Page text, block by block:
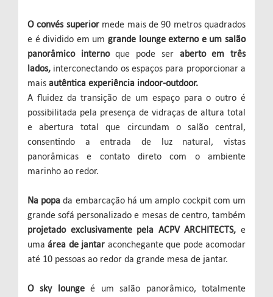
O convés superiormede mais de 90 metros quadrados
e é dividido em um grande lounge externo e um salão
panorâmico internoque pode ser aberto em três
lados, interconectando os espaços para proporcionar a
mais autêntica experiência indoor-outdoor.
A fluidez da transição de um espaço para o outro é
possibilitada pela presença de vidraças de altura total
e abertura total que circundam o salão central,
consentindo a entrada de luz natural, vistas
panorâmicas e contato direto com o ambiente
marinho ao redor.
Na popa da embarcação há um amplo cockpit com um
grande sofá personalizado e mesas de centro, também
projetado exclusivamente pela ACPV ARCHITECTS, e
umaárea de jantar aconchegante que pode acomodar
até 10 pessoas ao redor da grande mesa de jantar.
O sky loungeé um salão panorâmico, totalmente